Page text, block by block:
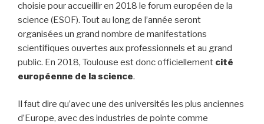
choisie pour accueillir en 2018 le forum européen de la
science (ESOF). Tout au long de l’année seront
organisées un grand nombre de manifestations
scientifiques ouvertes aux professionnels et au grand
public. En 2018, Toulouse est donc officiellement cité
européenne de la science.
Il faut dire qu’avec une des universités les plus anciennes
d’Europe, avec des industries de pointe comme